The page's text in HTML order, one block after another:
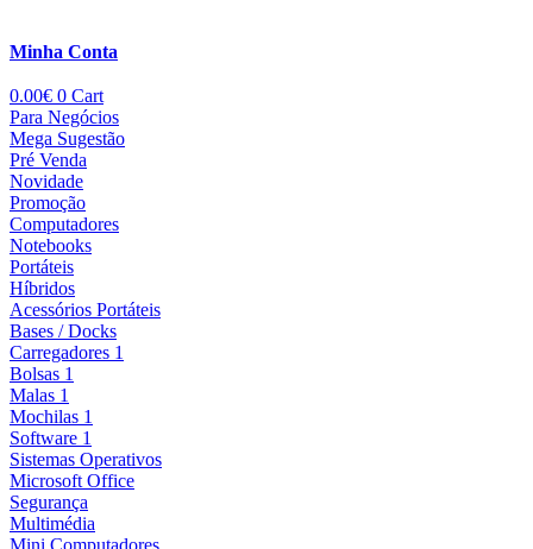
Minha Conta
0.00€ 0 Cart
Para Negócios
Mega Sugestão
Pré Venda
Novidade
Promoção
Computadores
Notebooks
Portáteis
Híbridos
Acessórios Portáteis
Bases / Docks
Carregadores 1
Bolsas 1
Malas 1
Mochilas 1
Software 1
Sistemas Operativos
Microsoft Office
Segurança
Multimédia